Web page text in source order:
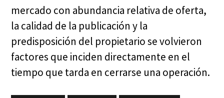
mercado con abundancia relativa de oferta,
la calidad de la publicación y la
predisposición del propietario se volvieron
factores que inciden directamente en el
tiempo que tarda en cerrarse una operación.